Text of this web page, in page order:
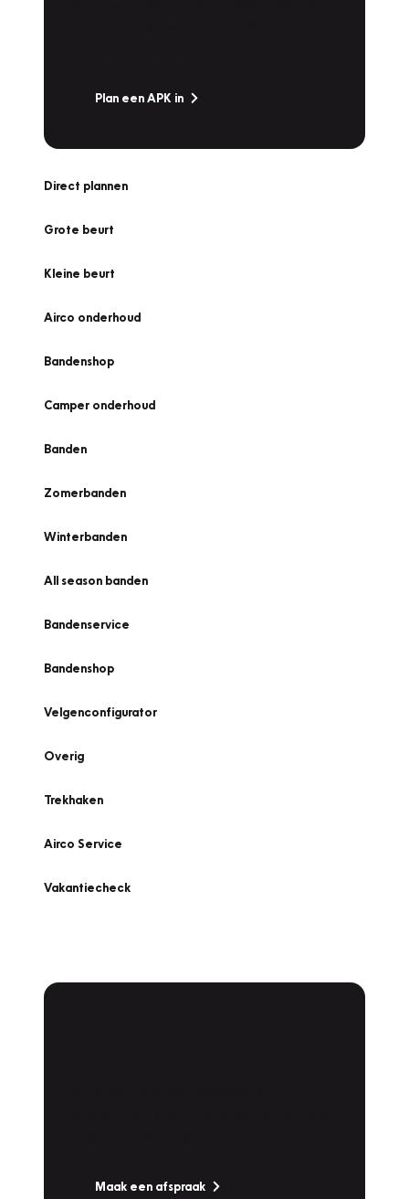
Plan een APK in
Direct plannen
Grote beurt
Kleine beurt
Airco onderhoud
Bandenshop
Camper onderhoud
Banden
Zomerbanden
Winterbanden
All season banden
Bandenservice
Bandenshop
Velgenconfigurator
Overig
Trekhaken
Airco Service
Vakantiecheck
Maak een afspraak